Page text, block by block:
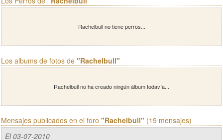
Rachelbull no tiene perros...
Los albums de fotos de "Rachelbull"
Rachelbull no ha creado ningún álbum todavía...
Mensajes publicados en el foro "Rachelbull" (19 mensajes)
El 03-07-2010